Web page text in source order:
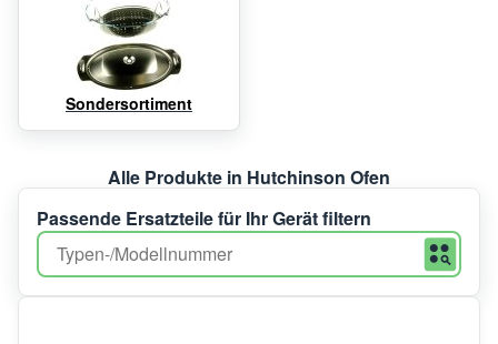
Sondersortiment
Alle Produkte in Hutchinson Ofen
Passende Ersatzteile für Ihr Gerät filtern